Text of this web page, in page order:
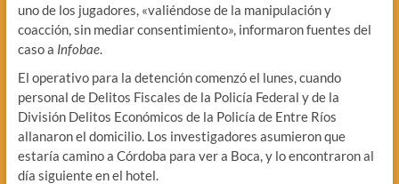
uno de los jugadores, «valiéndose de la manipulación y
coacción, sin mediar consentimiento», informaron fuentes del
caso a Infobae.
El operativo para la detención comenzó el lunes, cuando
personal de Delitos Fiscales de la Policía Federal y de la
División Delitos Económicos de la Policía de Entre Ríos
allanaron el domicilio. Los investigadores asumieron que
estaría camino a Córdoba para ver a Boca, y lo encontraron al
día siguiente en el hotel.